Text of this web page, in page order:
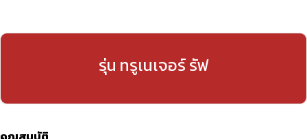
รุ่น ทรูเนเจอร์ รัฟ